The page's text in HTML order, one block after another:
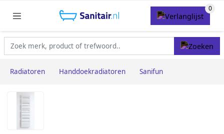
Radiatoren Handdoekradiatoren Sanifun